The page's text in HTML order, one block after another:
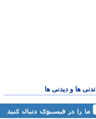
ها و دیدنی ها